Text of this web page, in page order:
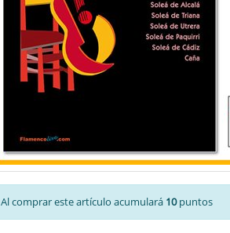
Al comprar este artículo acumulará 10puntos